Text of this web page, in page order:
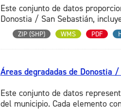
Este conjunto de datos
Donostia / San Sebastián,
ZIP (SHP) WMS PDF
Áreas degradadas de Donostia /
Este conjunto de datos
del municipio. Cada elemento